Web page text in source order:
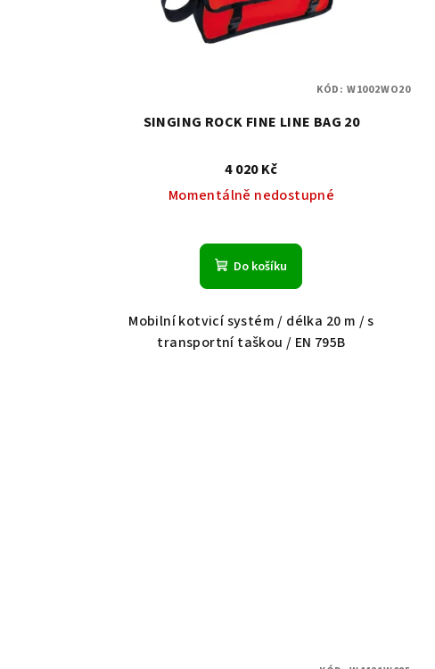
SINGING ROCK FINE LINE BAG 20
4 020 Kč
Momentálně nedostupné
Do košíku
Mobilní kotvicí systém / délka 20 m / s
transportní taškou / EN 795B
KÓD: W1002WO20